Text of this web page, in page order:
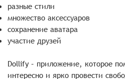
разные стили
множество аксессуаров
сохранение аватара
участие друзей
Dollify – приложение, которое
интересно и ярко провести